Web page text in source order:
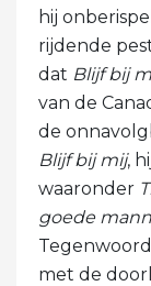
hij
rijdende
dat Blijf bij
van de
de
Blijf bij mij,
waaronder
goede
met de